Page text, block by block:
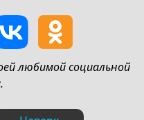
любимой социальной